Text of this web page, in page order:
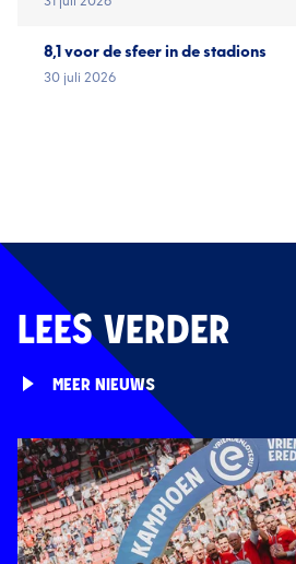
8,1 voor de sfeer in de stadions
30 juli 2026
LEES VERDER
MEER NIEUWS